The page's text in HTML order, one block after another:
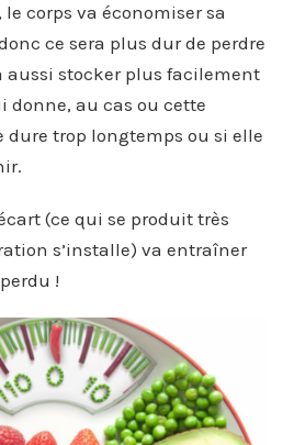
corps va économiser sa
ce sera plus dur de perdre
aussi stocker plus facilement
donne, au cas ou cette
trop longtemps ou si elle
(ce qui se produit très
s’installe) va entraîner
!